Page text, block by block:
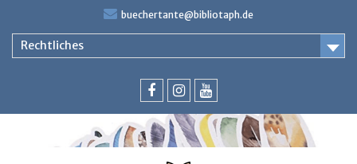
content
buechertante@bibliotaph.de
Rechtliches